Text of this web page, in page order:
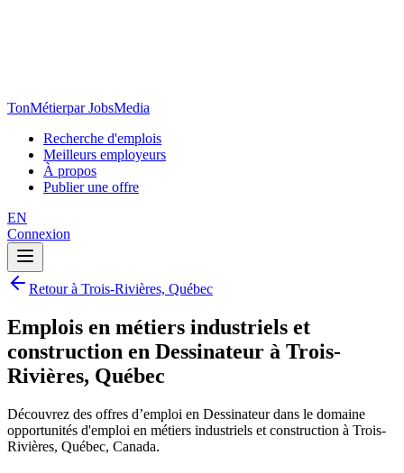
TonMétierpar JobsMedia
Recherche d'emplois
Meilleurs employeurs
À propos
Publier une offre
EN
Connexion
Retour à Trois-Rivières, Québec
Emplois en métiers industriels et
construction en Dessinateur à Trois-
Rivières, Québec
Découvrez des offres d’emploi en Dessinateur dans le domaine
opportunités d'emploi en métiers industriels et construction à Trois-
Rivières, Québec, Canada.